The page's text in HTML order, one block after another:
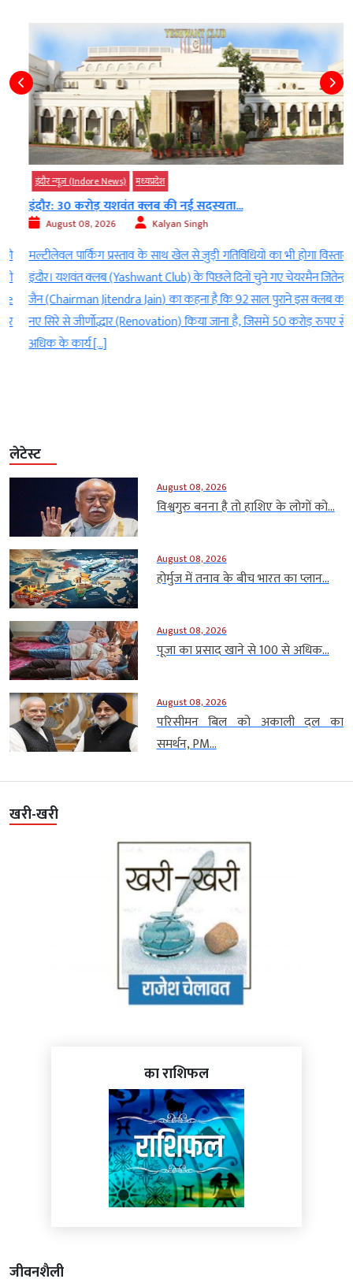
इंदौर न्यूज़ (Indore News) मध्‍यप्रदेश
इंदौर: 30 करोड़ यशवंत क्लब की नई सदस्यता...
August 08, 2026 Kalyan Singh
मल्टीलेवल पार्किंग प्रस्ताव के साथ खेल से जुड़ी गतिविधियों का भी होगा विस्तार
इंदौर। यशवंत क्लब (Yashwant Club) के पिछले दिनों चुने गए चेयरमैन जितेन्द्र
जैन (Chairman Jitendra Jain) का कहना है कि 92 साल पुराने इस क्लब का
नए सिरे से जीर्णोद्धार (Renovation) किया जाना है, जिसमें 50 करोड़ रुपए से
अधिक के कार्य […]
लेटेस्ट
August 08, 2026
विश्वगुरु बनना है तो हाशिए के लोगों को...
August 08, 2026
होर्मुज में तनाव के बीच भारत का प्लान...
August 08, 2026
पूजा का प्रसाद खाने से 100 से अधिक...
August 08, 2026
परिसीमन बिल को अकाली दल का
समर्थन, PM...
खरी-खरी
का राशिफल
जीवनशैली